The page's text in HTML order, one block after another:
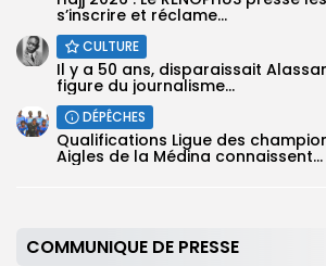
COMMUNIQUE DE PRESSE
s’inscrire et réclame...
CULTURE
Il y a 50 ans, disparaissait
figure du journalisme...
DÉPÊCHES
Qualifications Ligue des
Aigles de la Médina connaissent...